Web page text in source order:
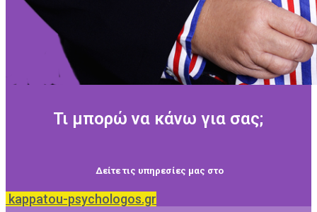
Τι μπορώ να κάνω για σας;
Δείτε τις υπηρεσίες μας στο
kappatou-psychologos.gr